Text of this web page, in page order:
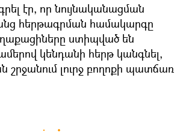
էր, որ նույնականացման
հերթագրման համակարգը
ստիպված են
կենդանի հերթ կանգնել,
շրջանում լուրջ բողոքի պատճառ